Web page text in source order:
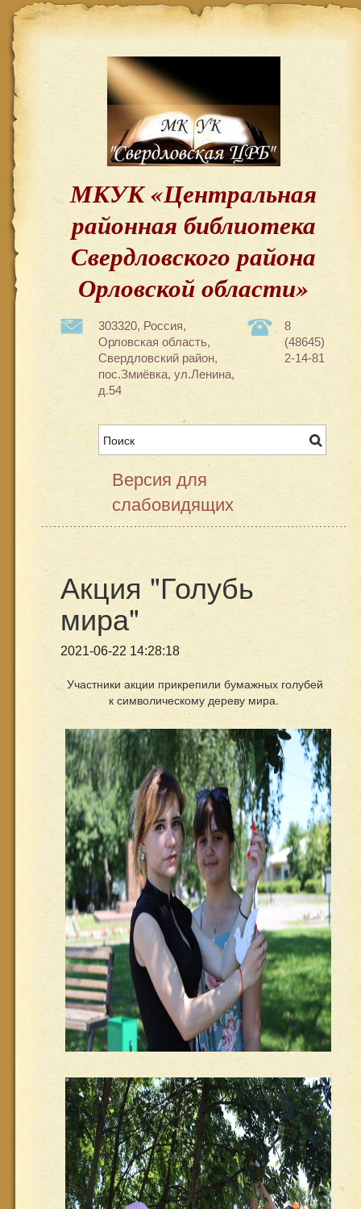
МКУК «Центральная
районная библиотека
Свердловского района
Орловской области»
303320, Россия,
Орловская область,
Свердловский район,
пос.Змиёвка, ул.Ленина,
д.54
8
(48645)
2-14-81
Версия для
слабовидящих
Акция "Голубь
мира"
2021-06-22 14:28:18
Участники акции прикрепили бумажных голубей
к символическому дереву мира.